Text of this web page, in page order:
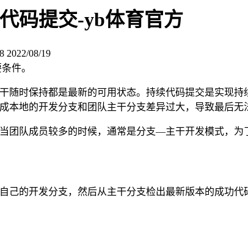
码提交-yb体育官方
2022/08/19
件。
随时保持都是最新的可用状态。持续代码提交是实现
本地的开发分支和团队主干分支差异过大，导致最后无
团队成员较多的时候，通常是分支—主干开发模式，
己的开发分支，然后从主干分支检出最新版本的成功代